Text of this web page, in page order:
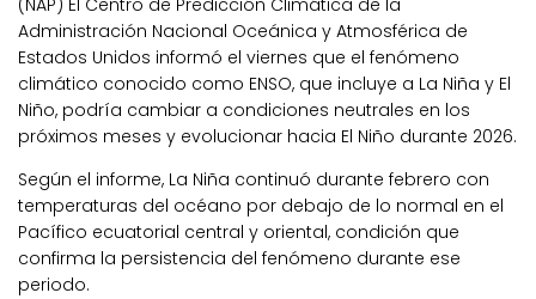
(NAP) El Centro de Predicción Climática de la
Administración Nacional Oceánica y Atmosférica de
Estados Unidos informó el viernes que el fenómeno
climático conocido como ENSO, que incluye a La Niña y El
Niño, podría cambiar a condiciones neutrales en los
próximos meses y evolucionar hacia El Niño durante 2026.
Según el informe, La Niña continuó durante febrero con
temperaturas del océano por debajo de lo normal en el
Pacífico ecuatorial central y oriental, condición que
confirma la persistencia del fenómeno durante ese
periodo.